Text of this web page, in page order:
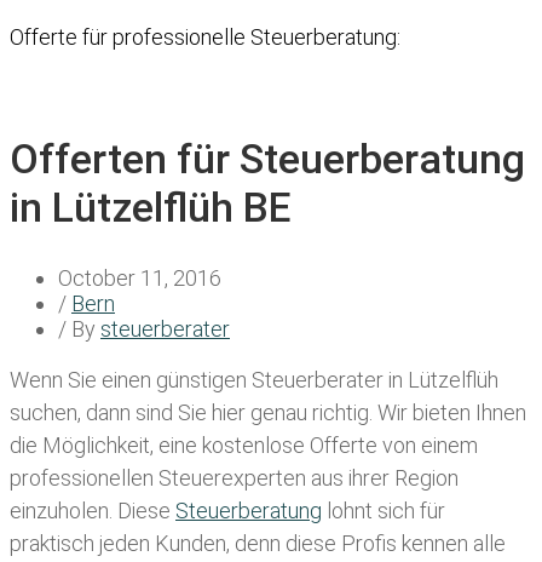
Offerte für professionelle Steuerberatung:
Offerten für Steuerberatung
in Lützelflüh BE
October 11, 2016
/ Bern
/ By steuerberater
Wenn Sie einen günstigen Steuerberater in Lützelflüh
suchen, dann sind Sie hier genau richtig. Wir bieten Ihnen
die Möglichkeit, eine kostenlose Offerte von einem
professionellen Steuerexperten aus ihrer Region
einzuholen. Diese Steuerberatung lohnt sich für
praktisch jeden Kunden, denn diese Profis kennen alle